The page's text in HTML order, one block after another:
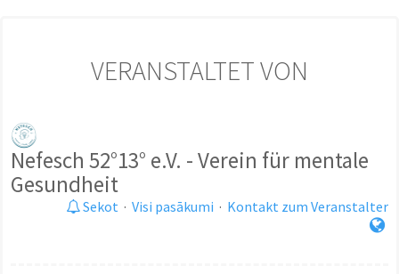
VERANSTALTET VON
Nefesch 52°13° e.V. - Verein für mentale
Gesundheit
Sekot · Visi pasākumi · Kontakt zum Veranstalter